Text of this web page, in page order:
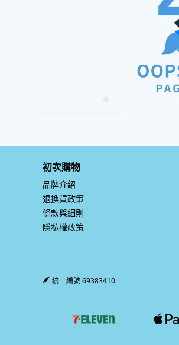
初次購物
品牌介紹
退換貨政策
條款與細則
隱私權政策
統一編號 69383410